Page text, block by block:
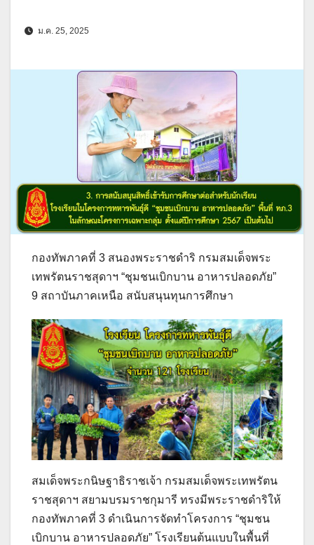
ม.ค. 25, 2025
กองทัพภาคที่ 3 สนองพระราชดำริ กรมสมเด็จพระ
เทพรัตนราชสุดาฯ “ชุมชนเบิกบาน อาหารปลอดภัย”
9 สถาบันภาคเหนือ สนับสนุนทุนการศึกษา
สมเด็จพระกนิษฐาธิราชเจ้า กรมสมเด็จพระเทพรัตน
ราชสุดาฯ สยามบรมราชกุมารี ทรงมีพระราชดำริให้
กองทัพภาคที่ 3 ดำเนินการจัดทำโครงการ “ชุมชน
เบิกบาน อาหารปลอดภัย” โรงเรียนต้นแบบในพื้นที่